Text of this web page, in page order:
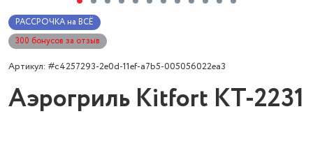
РАССРОЧКА на ВСЁ
300 бонусов за отзыв
Артикул: #c4257293-2e0d-11ef-a7b5-005056022ea3
Аэрогриль Kitfort KT-2231